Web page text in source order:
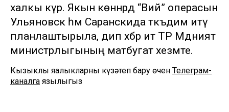
халкы күрә. Якын көннәрдә “Вий” операсын
Ульяновск һәм Саранскида тәкъдим итү
планлаштырыла, дип хәбәр итә ТР Мәдәният
министрлыгының матбугат хезмәте.
Кызыклы яңалыкларны күзәтеп бару өчен Телеграм-
каналга язылыгыз